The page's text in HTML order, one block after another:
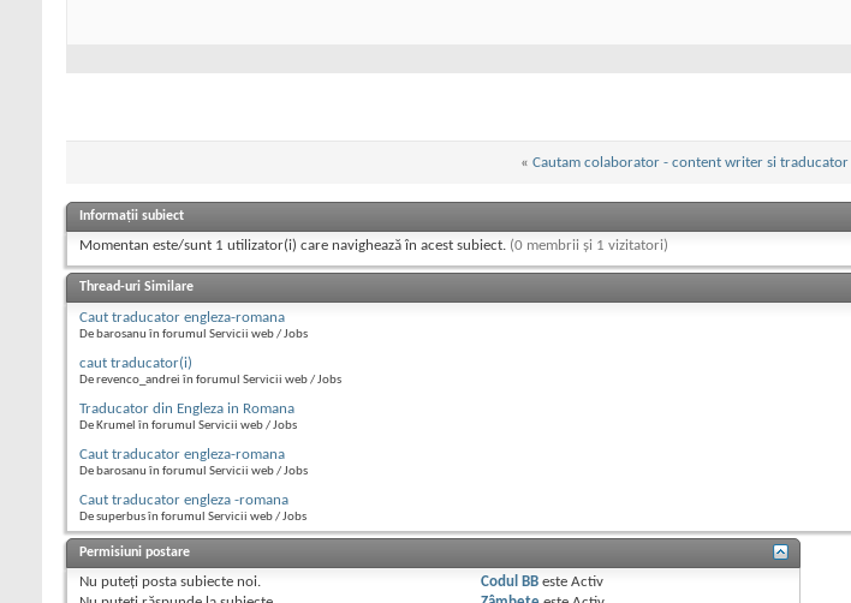
« Cautam colaborator - content writer si traducator
Informații subiect
Momentan este/sunt 1 utilizator(i) care navighează în acest subiect. (0 membrii și 1 vizitatori)
Thread-uri Similare
Caut traducator engleza-romana
De barosanu în forumul Servicii web / Jobs
caut traducator(i)
De revenco_andrei în forumul Servicii web / Jobs
Traducator din Engleza in Romana
De Krumel în forumul Servicii web / Jobs
Caut traducator engleza-romana
De barosanu în forumul Servicii web / Jobs
Caut traducator engleza -romana
De superbus în forumul Servicii web / Jobs
Permisiuni postare
Nu puteţi posta subiecte noi.
Codul BB esteActiv